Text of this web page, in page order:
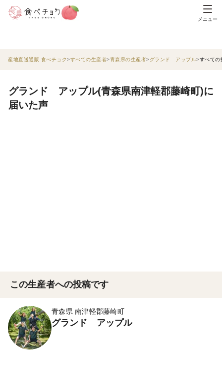
メニュー
産地直送通販 食べチョク すべての生産者 青森県の生産者 グランド アップル すべての
グランド アップル(青森県南津軽郡藤崎町)に
届いた声
この生産者への投稿です
青森県 南津軽郡藤崎町
グランド アップル